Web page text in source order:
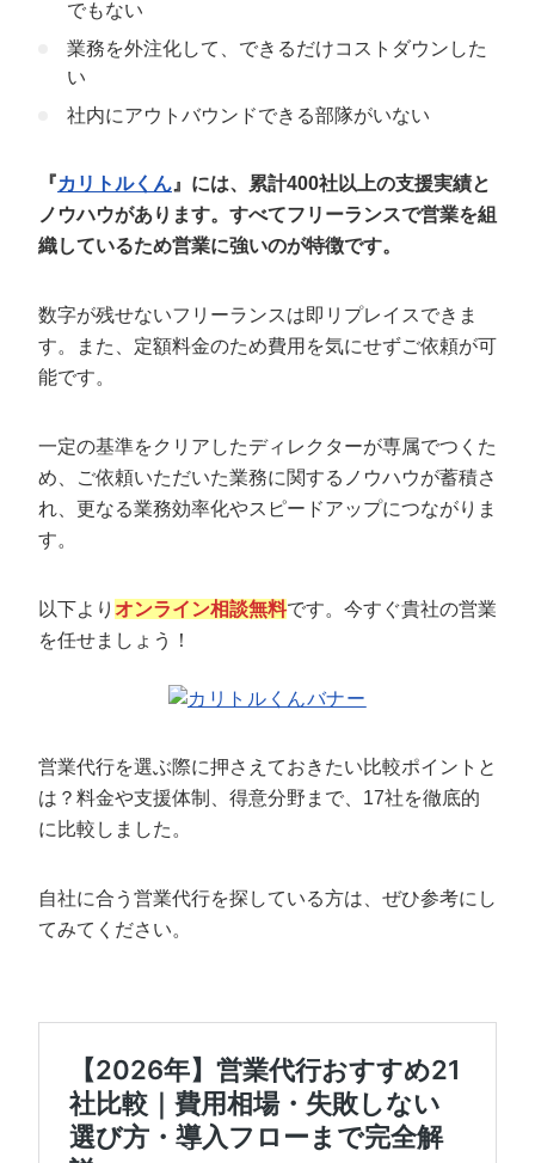
でもない
業務を外注化して、できるだけコストダウンした
い
社内にアウトバウンドできる部隊がいない
『カリトルくん 』には、累計400社以上の支援実績と
ノウハウがあります。すべてフリーランスで営業を組
織しているため営業に強いのが特徴です。
数字が残せないフリーランスは即リプレイスできま
す。また、定額料金のため費用を気にせずご依頼が可
能です。
一定の基準をクリアしたディレクターが専属でつくた
め、ご依頼いただいた業務に関するノウハウが蓄積さ
れ、更なる業務効率化やスピードアップにつながりま
す。
以下より オンライン相談無料です。今すぐ貴社の営業
を任せましょう！
営業代行を選ぶ際に押さえておきたい比較ポイントと
は？料金や支援体制、得意分野まで、17社を徹底的
に比較しました。
自社に合う営業代行を探している方は、ぜひ参考にし
てみてください。